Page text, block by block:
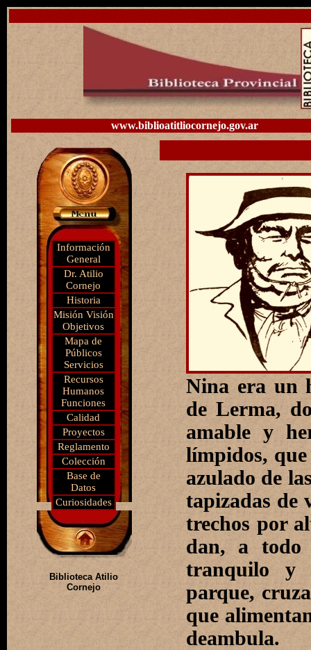
www.biblioatitliocornejo.gov.ar
Información
General
Dr. Atilio
Cornejo
Historia
Misión Visión
Objetivos
Mapa de
Públicos
Servicios
Recursos
Humanos
Funciones
Calidad
Proyectos
Reglamento
Colección
Base de
Datos
Curiosidades
Biblioteca Atilio
Cornejo
Nina era un
de Lerma,
amable y
límpidos,
azulado de
tapizadas de
trechos por
dan, a todo
tranquilo y
parque,
que
deambula.